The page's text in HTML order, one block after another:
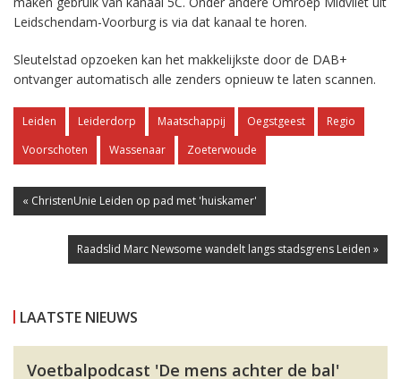
Leidschendam-Voorburg is via dat kanaal te horen.
Sleutelstad opzoeken kan het makkelijkste door de DAB+
ontvanger automatisch alle zenders opnieuw te laten scannen.
Leiden Leiderdorp Maatschappij Oegstgeest
Regio
Voorschoten
Wassenaar Zoeterwoude
« ChristenUnie Leiden op pad met 'huiskamer'
Raadslid Marc Newsome wandelt langs stadsgrens Leiden »
LAATSTE NIEUWS
Voetbalpodcast 'De mens achter de bal'